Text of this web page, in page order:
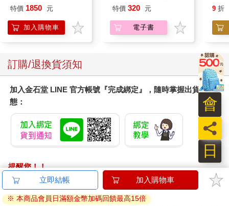
園系列（熱帶橙果／極
特價 1850 元
加入購物車
我的答案是沒有極限」
特價 320 元
電子書
9 折
訂購/退換貨須知
加入金石堂 LINE 官方帳號『完成綁定』，隨時掌握出貨動
態：
提醒您！！
金石堂及銀行均不會請您操作ATM! 如接獲電話要求您前往
ATM提款機，請不要聽從指示，以免受騙上當！
立即結帳 加入購物車
※ 本商品會員日滿額金幣加碼回饋最高15倍
日
員
會